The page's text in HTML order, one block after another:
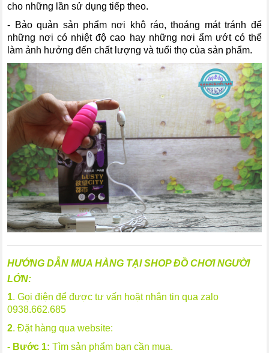
cho những lần sử dụng tiếp theo.
- Bảo quản sản phẩm nơi khô ráo, thoáng mát tránh để
những nơi có nhiệt độ cao hay những nơi ẩm ướt có thể
làm ảnh hưởng đến chất lượng và tuổi thọ của sản phẩm.
HƯỚNG DẪN MUA HÀNG TẠI SHOP ĐỒ CHƠI NGƯỜI
LỚN:
1. Gọi điện để được tư vấn hoặt nhắn tin qua zalo
0938.662.685
2. Đặt hàng qua website:
- Bước 1: Tìm sản phẩm bạn cần mua.